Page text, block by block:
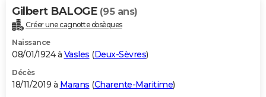
Gilbert BALOGE (95 ans)
Créer une cagnotte obsèques
Naissance
08/01/1924 à Vasles (Deux-Sèvres)
Décès
18/11/2019 à Marans (Charente-Maritime)